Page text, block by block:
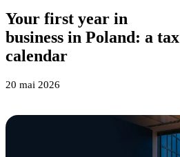
01Acasă
Despre noi
Your first year in
business in Poland: a tax
calendar
20 mai 2026